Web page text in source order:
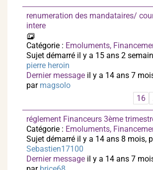
renumeration des mandataires/
intere
Catégorie : Emoluments,
Sujet démarré il y a 15 ans 2
pierre heroin
Dernier message il y a 14 ans 7
par magsolo
16
réglement Financeurs 3ème
Catégorie : Emoluments,
Sujet démarré il y a 14 ans 8 mois,
Sebastien17100
Dernier message il y a 14 ans 7